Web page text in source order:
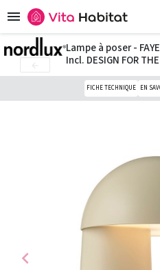

chevron_left
Lampe à poser -
Incl. DESIGN FOR
FICHE TECHNIQUE EN